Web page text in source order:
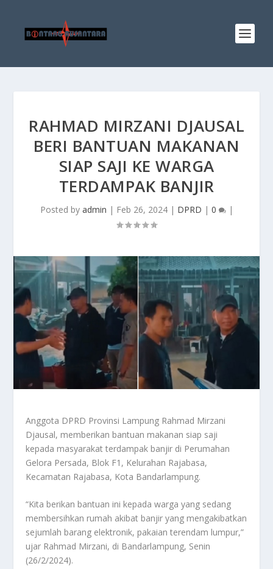
RAHMAD MIRZANI DJAUSAL
BERI BANTUAN MAKANAN
SIAP SAJI KE WARGA
TERDAMPAK BANJIR
Posted by admin | Feb 26, 2024| DPRD | 0 |
Anggota DPRD Provinsi Lampung Rahmad Mirzani
Djausal, memberikan bantuan makanan siap saji
kepada masyarakat terdampak banjir di Perumahan
Gelora Persada, Blok F1, Kelurahan Rajabasa,
Kecamatan Rajabasa, Kota Bandarlampung.
“Kita berikan bantuan ini kepada warga yang sedang
membersihkan rumah akibat banjir yang mengakibatkan
sejumlah barang elektronik, pakaian terendam lumpur,”
ujar Rahmad Mirzani, di Bandarlampung, Senin
(26/2/2024).